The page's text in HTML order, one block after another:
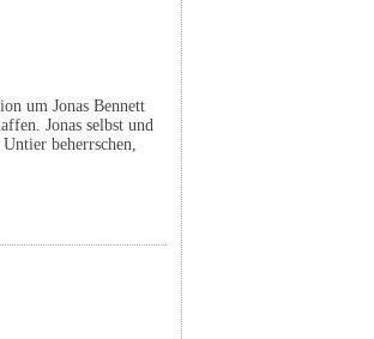
um Jonas Bennett
Jonas selbst und
beherrschen,